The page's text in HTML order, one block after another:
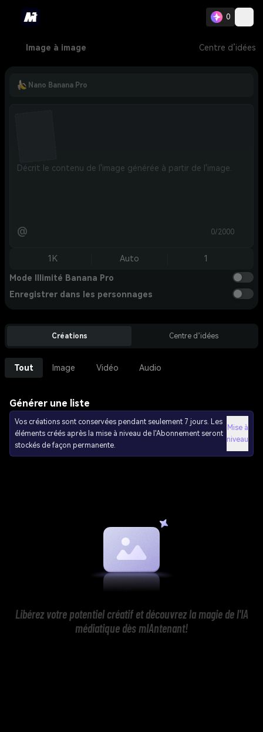
0
Image à image Centre d’idées
Nano Banana Pro
@ 0/2000
1K Auto 1
Mode Illimité Banana Pro
Enregistrer dans les personnages
Créations Centre d’idées
Tout Image Vidéo Audio
Générer une liste
Vos créations sont conservées pendant seulement 7 jours. Les
éléments créés après la mise à niveau de l'Abonnement seront
stockés de façon permanente.
Mise à
niveau
Libérez votre potentiel créatif et découvrez la magie de l'IA
médiatique dès mIAntenant!